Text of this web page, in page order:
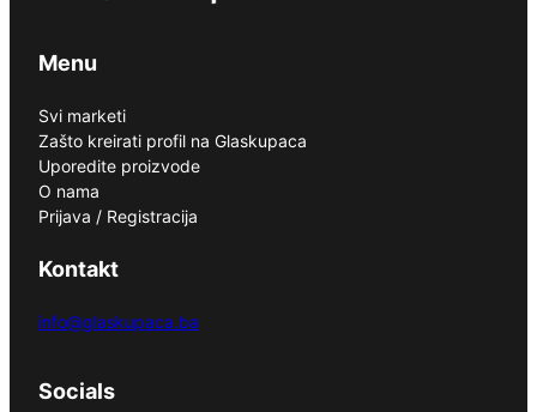
Menu
Svi marketi
Zašto kreirati profil na Glaskupaca
Uporedite proizvode
O nama
Prijava / Registracija
Kontakt
info@glaskupaca.ba
Socials